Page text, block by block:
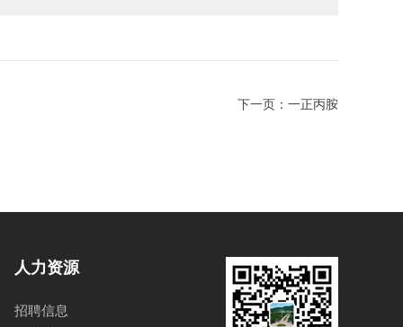
下一页： 一正丙胺
人力资源
招聘信息